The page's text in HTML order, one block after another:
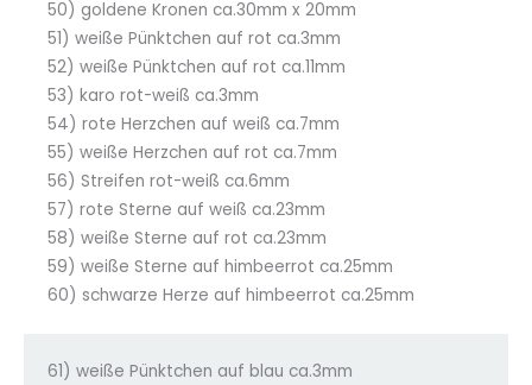
50) goldene Kronen ca.30mm x 20mm
51) weiße Pünktchen auf rot ca.3mm
52) weiße Pünktchen auf rot ca.11mm
53) karo rot-weiß ca.3mm
54) rote Herzchen auf weiß ca.7mm
55) weiße Herzchen auf rot ca.7mm
56) Streifen rot-weiß ca.6mm
57) rote Sterne auf weiß ca.23mm
58) weiße Sterne auf rot ca.23mm
59) weiße Sterne auf himbeerrot ca.25mm
60) schwarze Herze auf himbeerrot ca.25mm
61) weiße Pünktchen auf blau ca.3mm